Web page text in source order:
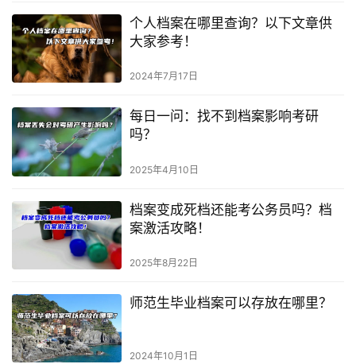
个人档案在哪里查询？以下文章供
大家参考！
2024年7月17日
每日一问：找不到档案影响考研
吗？
2025年4月10日
档案变成死档还能考公务员吗？档
案激活攻略！
2025年8月22日
师范生毕业档案可以存放在哪里？
2024年10月1日